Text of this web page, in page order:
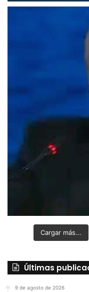
Cargar más...
Últimas
9 de agosto de 2026